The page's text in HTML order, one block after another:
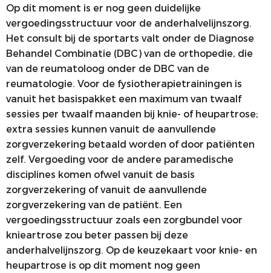
Op dit moment is er nog geen duidelijke
vergoedingsstructuur voor de anderhalvelijnszorg.
Het consult bij de sportarts valt onder de Diagnose
Behandel Combinatie (DBC) van de orthopedie, die
van de reumatoloog onder de DBC van de
reumatologie. Voor de fysiotherapietrainingen is
vanuit het basispakket een maximum van twaalf
sessies per twaalf maanden bij knie- of heupartrose;
extra sessies kunnen vanuit de aanvullende
zorgverzekering betaald worden of door patiënten
zelf. Vergoeding voor de andere paramedische
disciplines komen ofwel vanuit de basis
zorgverzekering of vanuit de aanvullende
zorgverzekering van de patiënt. Een
vergoedingsstructuur zoals een zorgbundel voor
knieartrose zou beter passen bij deze
anderhalvelijnszorg. Op de keuzekaart voor knie- en
heupartrose is op dit moment nog geen